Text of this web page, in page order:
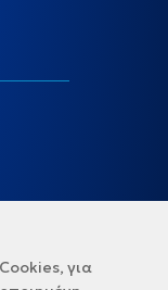
για